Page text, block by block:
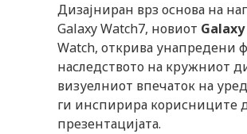
Дизајниран врз основа на
Galaxy Watch7, новиот
Watch, открива унапредени
наследството на кружниот
визуелниот впечаток на
ги инспирира корисниците
презентацијата.